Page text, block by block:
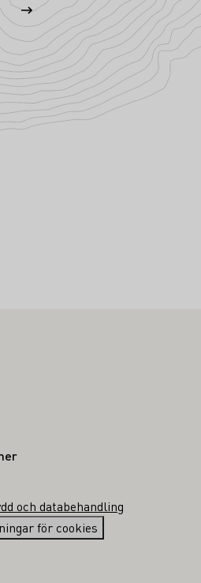
och databehandling
för cookies